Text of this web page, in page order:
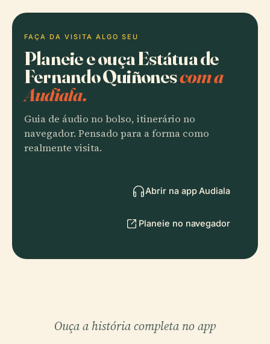
FAÇA DA VISITA ALGO SEU
Planeie e ouça Estátua de
Fernando Quiñonescom a
Audiala.
Guia de áudio no bolso, itinerário no
navegador. Pensado para a forma como
realmente visita.
Abrir na app Audiala
Planeie no navegador
Ouça a história completa no app